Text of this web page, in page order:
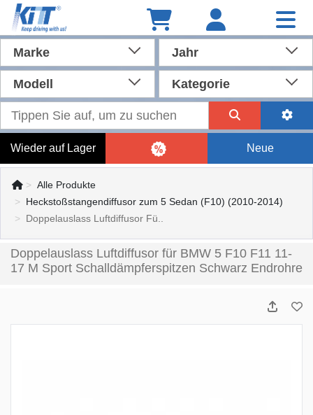
Marke Jahr
Modell Kategorie
Wieder auf Lager Neue
Alle Produkte
Heckstoßstangendiffusor zum 5 Sedan (F10) (2010-2014)
Doppelauslass Luftdiffusor Fü..
Doppelauslass Luftdiffusor für BMW 5 F10 F11 11-
17 M Sport Schalldämpferspitzen Schwarz Endrohre